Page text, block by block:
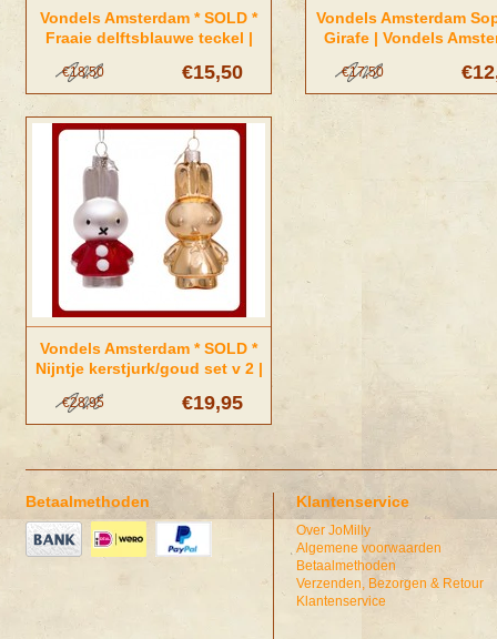
Vondels Amsterdam * SOLD *
Fraaie delftsblauwe teckel |
€15,50
€18,50
Vondels Amsterdam
Girafe | Vondels
€17,50
Vondels Amsterdam * SOLD *
Nijntje kerstjurk/goud set v 2 |
€19,95
€28,95
Betaalmethoden Klantenservice
Over JoMilly
Algemene voorwaarden
Betaalmethoden
Verzenden, Bezorgen & Retour
Klantenservice